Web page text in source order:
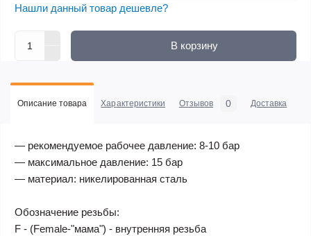
Нашли данный товар дешевле?
В корзину
Описание товара Характеристики Отзывов 0 Доставка
— рекомендуемое рабочее давление: 8-10 бар
— максимальное давление: 15 бар
— материал: никелированная сталь
Обозначение резьбы:
F - (Female-"мама") - внутренняя резьба